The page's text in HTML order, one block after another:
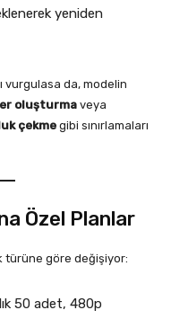
yeniden
vurgulasa da, modelin
oluşturmaveya
çekme gibi sınırlamaları
Özel Planlar
türüne göre değişiyor:
50 adet, 480p